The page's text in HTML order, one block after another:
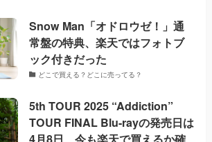
Snow Man「オドロウゼ！」通
常盤の特典、楽天ではフォトブ
ック付きだった
どこで買える？どこに売ってる？
5th TOUR 2025 “Addiction”
TOUR FINAL Blu-rayの発売日は